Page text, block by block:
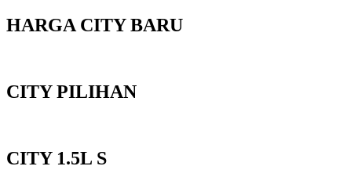
HARGA CITY BARU
CITY PILIHAN
CITY 1.5L S